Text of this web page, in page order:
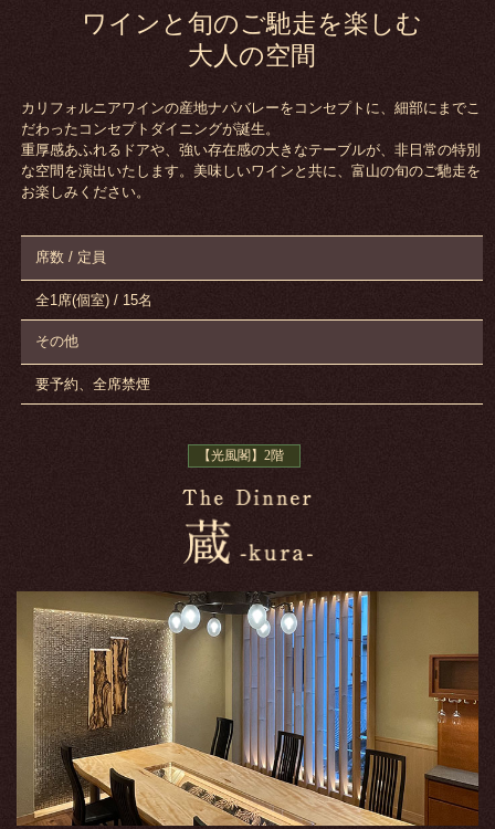
ワインと旬のご馳走を楽しむ
大人の空間
カリフォルニアワインの産地ナパバレーをコンセプトに、細部にまでこ
だわったコンセプトダイニングが誕生。
重厚感あふれるドアや、強い存在感の大きなテーブルが、非日常の特別
な空間を演出いたします。美味しいワインと共に、富山の旬のご馳走を
お楽しみください。
席数 / 定員
全1席(個室) / 15名
その他
要予約、全席禁煙
【光風閣】2階